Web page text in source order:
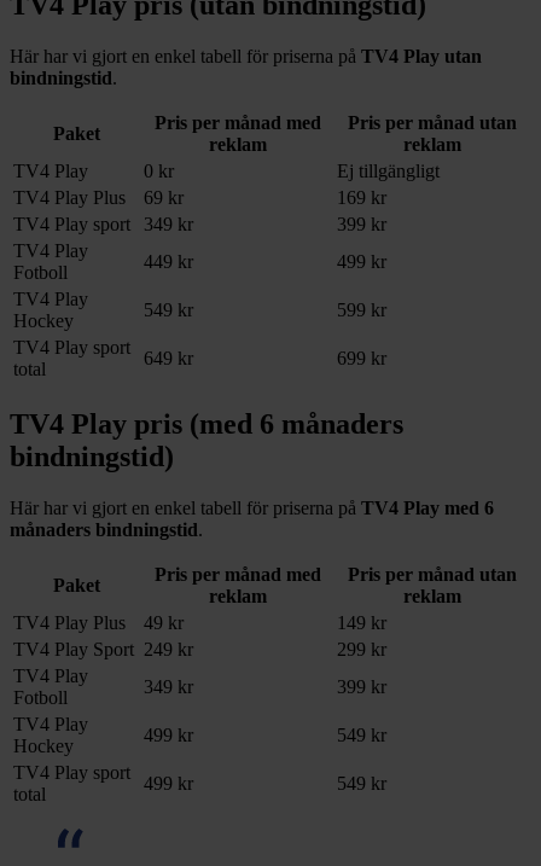
Här har vi gjort en enkel tabell för priserna på TV4 Play utan
bindningstid.
Paket
Pris per månad med
reklam
Pris per månad utan
reklam
TV4 Play
0 kr
Ej tillgängligt
TV4 Play Plus
69 kr
169 kr
TV4 Play sport
349 kr
399 kr
TV4 Play
Fotboll
449 kr
499 kr
TV4 Play
Hockey
549 kr
599 kr
TV4 Play sport
total
649 kr 699 kr
TV4 Play pris (med 6 månaders
bindningstid)
Här har vi gjort en enkel tabell för priserna på TV4 Play med 6
månaders bindningstid.
Paket
Pris per månad med
reklam
Pris per månad utan
reklam
TV4 Play Plus
49 kr
149 kr
TV4 Play Sport 249 kr
299 kr
TV4 Play
Fotboll
349 kr
399 kr
TV4 Play
Hockey
499 kr
549 kr
TV4 Play sport
total
499 kr 549 kr